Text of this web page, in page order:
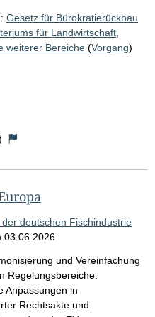
Gesetz für Bürokratierückbau
für Landwirtschaft,
weiterer Bereiche (Vorgang)
deutschen Fischindustrie
03.06.2026
und Vereinfachung
Regelungsbereiche.
Anpassungen in
Rechtsakte und